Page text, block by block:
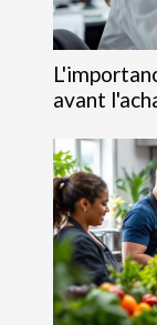
avant